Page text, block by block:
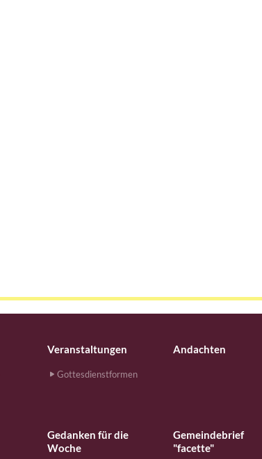
Veranstaltungen
Gottesdienstformen
Andachten
Gedanken für die
Woche
Gemeindebrief
"facette"